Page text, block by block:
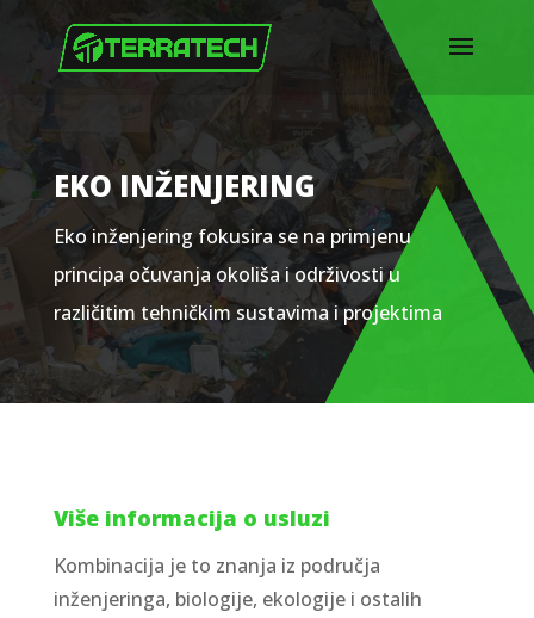
EKO INŽENJERING
Eko inženjering fokusira se na primjenu
principa očuvanja okoliša i održivosti u
različitim tehničkim sustavima i projektima
Više informacija o usluzi
Kombinacija je to znanja iz područja
inženjeringa, biologije, ekologije i ostalih